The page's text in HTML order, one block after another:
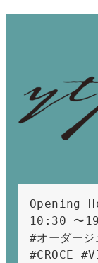
Opening
10:30 〜
#オーダー
#CROCE